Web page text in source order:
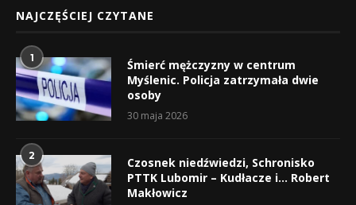
NAJCZĘŚCIEJ CZYTANE
1
Śmierć mężczyzny w centrum
Myślenic. Policja zatrzymała dwie
osoby
30 maja 2026
2
Czosnek niedźwiedzi, Schronisko
PTTK Lubomir – Kudłacze i… Robert
Makłowicz